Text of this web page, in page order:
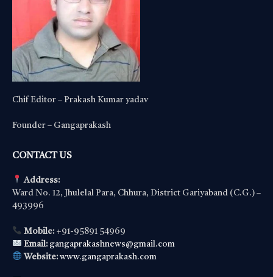
Chif Editor – Prakash Kumar yadav
Founder – Gangaprakash
CONTACT US
Address:
Ward No. 12, Jhulelal Para, Chhura, District Gariyaband (C.G.) –
493996
Mobile:+91-95891 54969
Email: gangaprakashnews@gmail.com
Website: www.gangaprakash.com